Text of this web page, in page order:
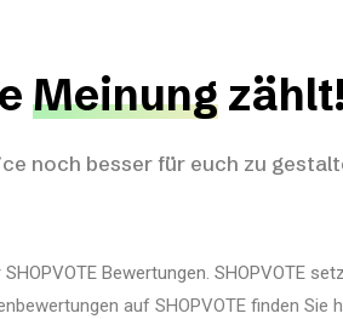
Meinung zählt!
noch besser für euch zu
Bewertungen. SHOPVOTE
auf SHOPVOTE finden Sie